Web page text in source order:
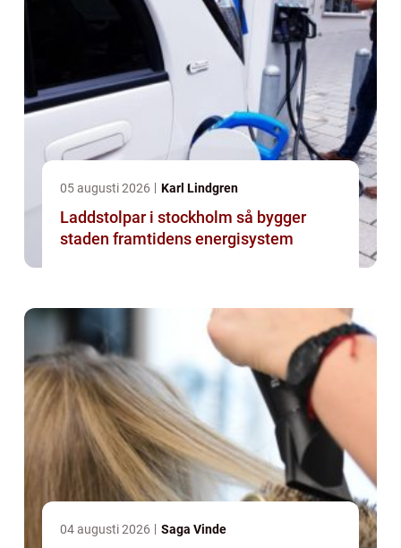
05 augusti 2026 Karl Lindgren
Laddstolpar i stockholm så bygger
staden framtidens energisystem
04 augusti 2026 Saga Vinde